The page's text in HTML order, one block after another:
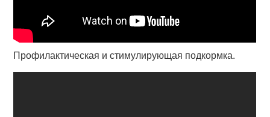
Профилактическая и стимулирующая подкормка.